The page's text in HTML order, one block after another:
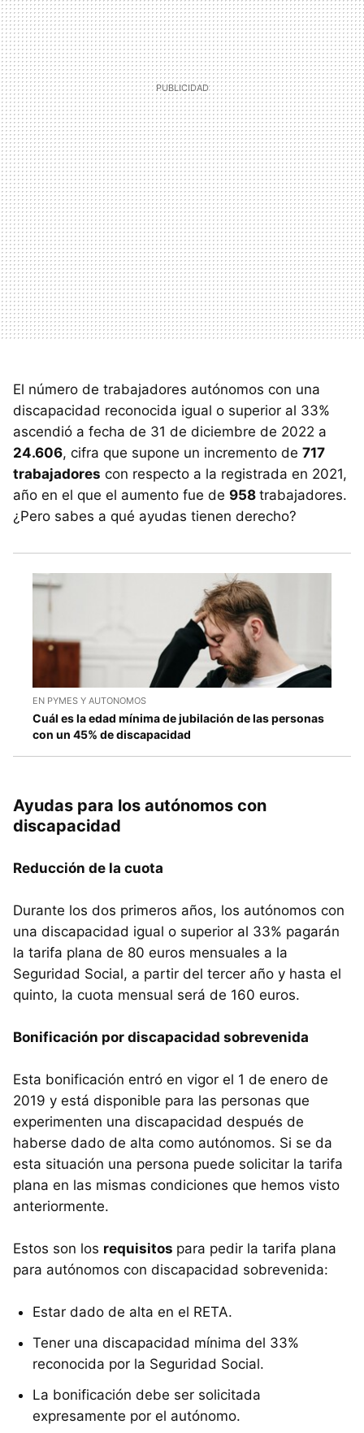
El número de trabajadores autónomos con una
discapacidad reconocida igual o superior al 33%
ascendió a fecha de 31 de diciembre de 2022 a
24.606, cifra que supone un incremento de 717
trabajadores con respecto a la registrada en 2021,
año en el que el aumento fue de 958 trabajadores.
¿Pero sabes a qué ayudas tienen derecho?
EN PYMES Y AUTONOMOS
Cuál es la edad mínima de jubilación de las personas
con un 45% de discapacidad
Ayudas para los autónomos con
discapacidad
Reducción de la cuota
Durante los dos primeros años, los autónomos con
una discapacidad igual o superior al 33% pagarán
la tarifa plana de 80 euros mensuales a la
Seguridad Social, a partir del tercer año y hasta el
quinto, la cuota mensual será de 160 euros.
Bonificación por discapacidad sobrevenida
Esta bonificación entró en vigor el 1 de enero de
2019 y está disponible para las personas que
experimenten una discapacidad después de
haberse dado de alta como autónomos. Si se da
esta situación una persona puede solicitar la tarifa
plana en las mismas condiciones que hemos visto
anteriormente.
Estos son los requisitos para pedir la tarifa plana
para autónomos con discapacidad sobrevenida:
Estar dado de alta en el RETA.
Tener una discapacidad mínima del 33%
reconocida por la Seguridad Social.
La bonificación debe ser solicitada
expresamente por el autónomo.